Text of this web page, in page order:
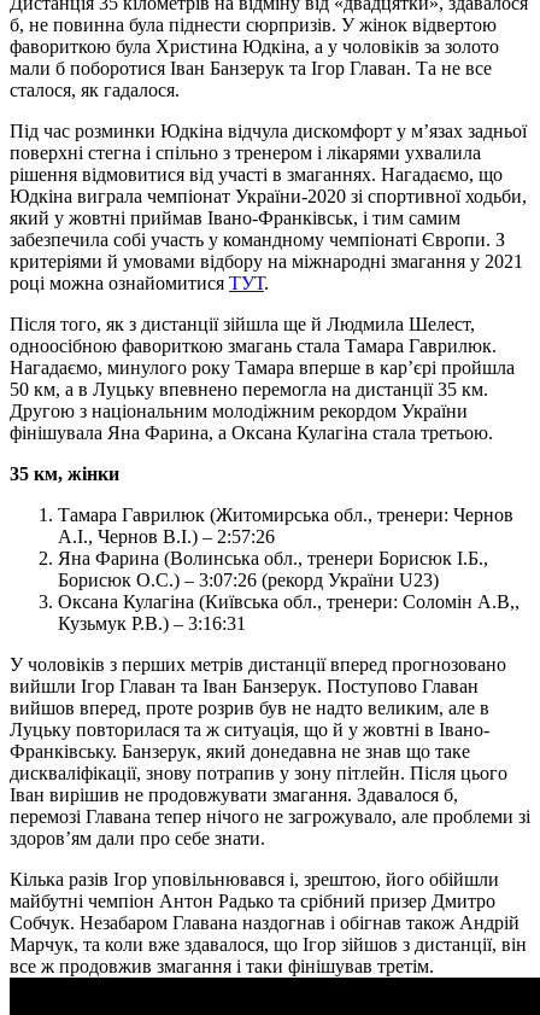
б, не повинна була піднести сюрпризів. У жінок відвертою
фавориткою була Христина Юдкіна, а у чоловіків за золото
мали б поборотися Іван Банзерук та Ігор Главан. Та не все
сталося, як гадалося.
Під час розминки Юдкіна відчула дискомфорт у м’язах задньої
поверхні стегна і спільно з тренером і лікарями ухвалила
рішення відмовитися від участі в змаганнях. Нагадаємо, що
Юдкіна виграла чемпіонат України-2020 зі спортивної ходьби,
який у жовтні приймав Івано-Франківськ, і тим самим
забезпечила собі участь у командному чемпіонаті Європи. З
критеріями й умовами відбору на міжнародні змагання у 2021
році можна ознайомитися ТУТ.
Після того, як з дистанції зійшла ще й Людмила Шелест,
одноосібною фавориткою змагань стала Тамара Гаврилюк.
Нагадаємо, минулого року Тамара вперше в кар’єрі пройшла
50 км, а в Луцьку впевнено перемогла на дистанції 35 км.
Другою з національним молодіжним рекордом України
фінішувала Яна Фарина, а Оксана Кулагіна стала третьою.
35 км, жінки
Тамара Гаврилюк (Житомирська обл., тренери: Чернов
А.І., Чернов В.І.) – 2:57:26
Яна Фарина (Волинська обл., тренери Борисюк І.Б.,
Борисюк О.С.) – 3:07:26 (рекорд України U23)
Оксана Кулагіна (Київська обл., тренери: Соломін А.В,,
Кузьмук Р.В.) – 3:16:31
У чоловіків з перших метрів дистанції вперед прогнозовано
вийшли Ігор Главан та Іван Банзерук. Поступово Главан
вийшов вперед, проте розрив був не надто великим, але в
Луцьку повторилася та ж ситуація, що й у жовтні в Івано-
Франківську. Банзерук, який донедавна не знав що таке
дискваліфікації, знову потрапив у зону пітлейн. Після цього
Іван вирішив не продовжувати змагання. Здавалося б,
перемозі Главана тепер нічого не загрожувало, але проблеми зі
здоров’ям дали про себе знати.
Кілька разів Ігор уповільнювався і, зрештою, його обійшли
майбутні чемпіон Антон Радько та срібний призер Дмитро
Собчук. Незабаром Главана наздогнав і обігнав також Андрій
Марчук, та коли вже здавалося, що Ігор зійшов з дистанції, він
все ж продовжив змагання і таки фінішував третім.